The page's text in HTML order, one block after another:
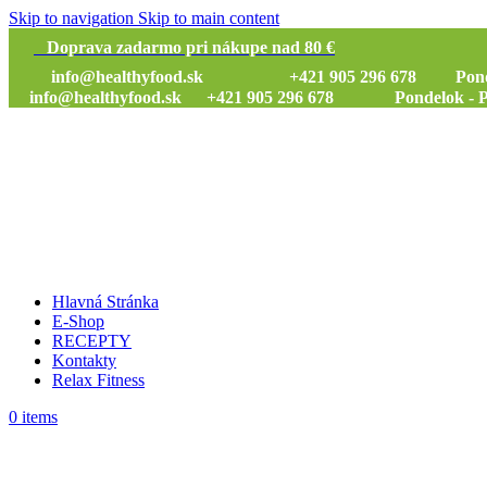
Skip to navigation Skip to main content
Doprava zadarmo pri nákupe nad 80 €
info@healthyfood.sk
+421 905 296 678
info@healthyfood.sk
+421 905 296 678 Pondelok -
Hlavná Stránka
E-Shop
RECEPTY
Kontakty
Relax Fitness
0 items